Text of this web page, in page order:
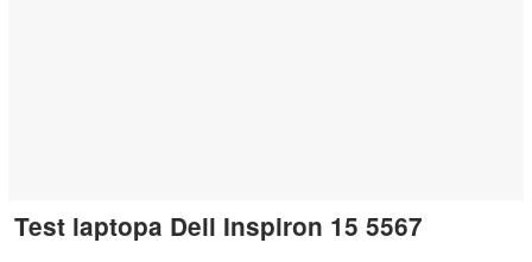
Test laptopa Dell Inspiron 15 5567